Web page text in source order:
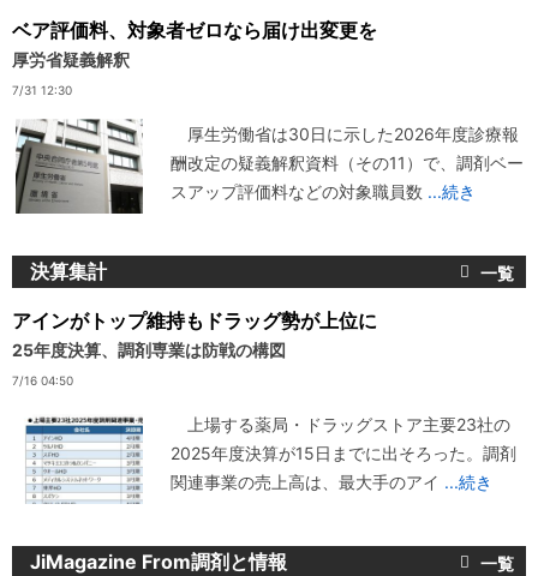
ベア評価料、対象者ゼロなら届け出変更を
厚労省疑義解釈
7/31 12:30
厚生労働省は30日に示した2026年度診療報
酬改定の疑義解釈資料（その11）で、調剤ベー
スアップ評価料などの対象職員数 ...続き
決算集計
アインがトップ維持もドラッグ勢が上位に
25年度決算、調剤専業は防戦の構図
7/16 04:50
上場する薬局・ドラッグストア主要23社の
2025年度決算が15日までに出そろった。調剤
関連事業の売上高は、最大手のアイ ...続き
JiMagazine From調剤と情報